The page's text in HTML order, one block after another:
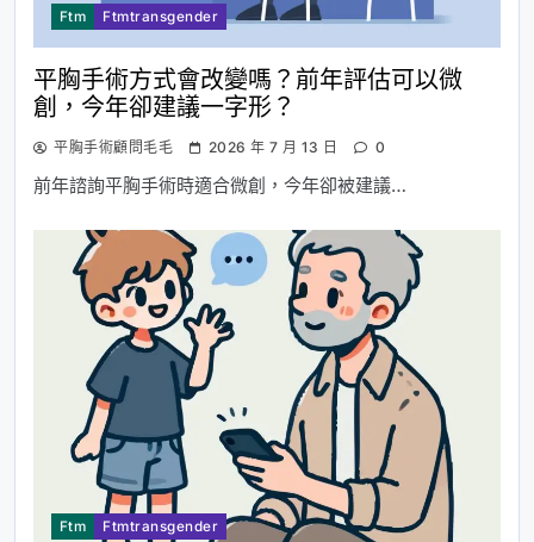
Ftm Ftmtransgender
平胸手術方式會改變嗎？前年評估可以微
創，今年卻建議一字形？
平胸手術顧問毛毛 2026 年 7 月 13 日 0
前年諮詢平胸手術時適合微創，今年卻被建議…
Ftm Ftmtransgender